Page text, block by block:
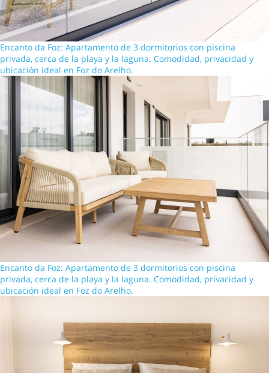
Encanto da Foz: Apartamento de 3 dormitorios con piscina
privada, cerca de la playa y la laguna. Comodidad, privacidad y
ubicación ideal en Foz do Arelho.
Encanto da Foz: Apartamento de 3 dormitorios con piscina
privada, cerca de la playa y la laguna. Comodidad, privacidad y
ubicación ideal en Foz do Arelho.